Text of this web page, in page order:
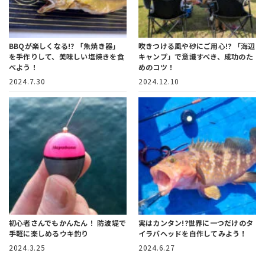
BBQが楽しくなる!?
「魚焼き器」
を手作りして、美味しい塩焼きを食
べよう！
2024.7.30
吹きつける風や砂にご用心!?
「海辺
キャンプ」で意識すべき、成功のた
めのコツ！
2024.12.10
初心者さんでもかんたん！防波堤で
手軽に楽しめるウキ釣り
2024.3.25
実はカンタン!?世界に一つだけのタ
イラバヘッドを自作してみよう！
2024.6.27